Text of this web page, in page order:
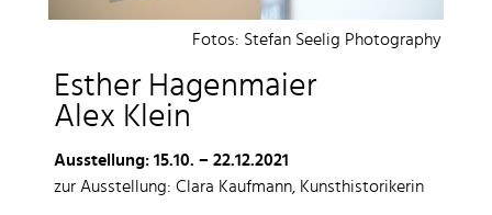
Fotos: Stefan Seelig Photography
Esther Hagenmaier
Alex Klein
Ausstellung: 15.10. – 22.12.2021
zur Ausstellung: Clara Kaufmann, Kunsthistorikerin